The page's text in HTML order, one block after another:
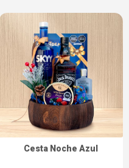
Cesta Noche Azul